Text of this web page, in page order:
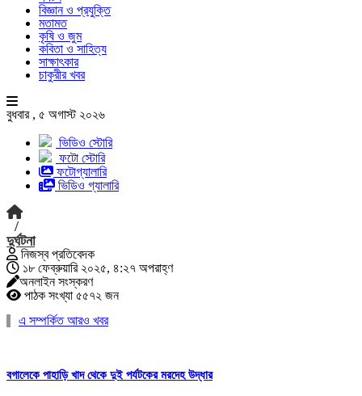
বিজ্ঞান ও প্রযুক্তি
মতামত
কৃষি ও জুম
কবিতা ও সাহিত্য
সাক্ষাৎকার
চাকুরীর খবর
বুধবার , ৫ অগাস্ট ২০২৬
ভিডিও স্টোরি
ফটো স্টোরি
ফটোগ্যালারি
ভিডিও গ্যালারি
/
দুর্ঘটনা
নিজস্ব প্রতিবেদক
১৮ ফেব্রুয়ারি ২০২৫, ৪:২৭ অপরাহ্ণ
অনলাইন সংস্করণ
পাঠক সংখ্যা ৫৫৭২ জন
এ সম্পর্কিত আরও খবর
বগালেকে পাহাড়ি খাদ থেকে দুই পর্যটকের মরদেহ উদ্ধার